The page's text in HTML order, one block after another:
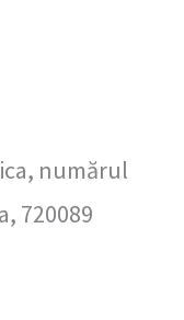
numărul
720089